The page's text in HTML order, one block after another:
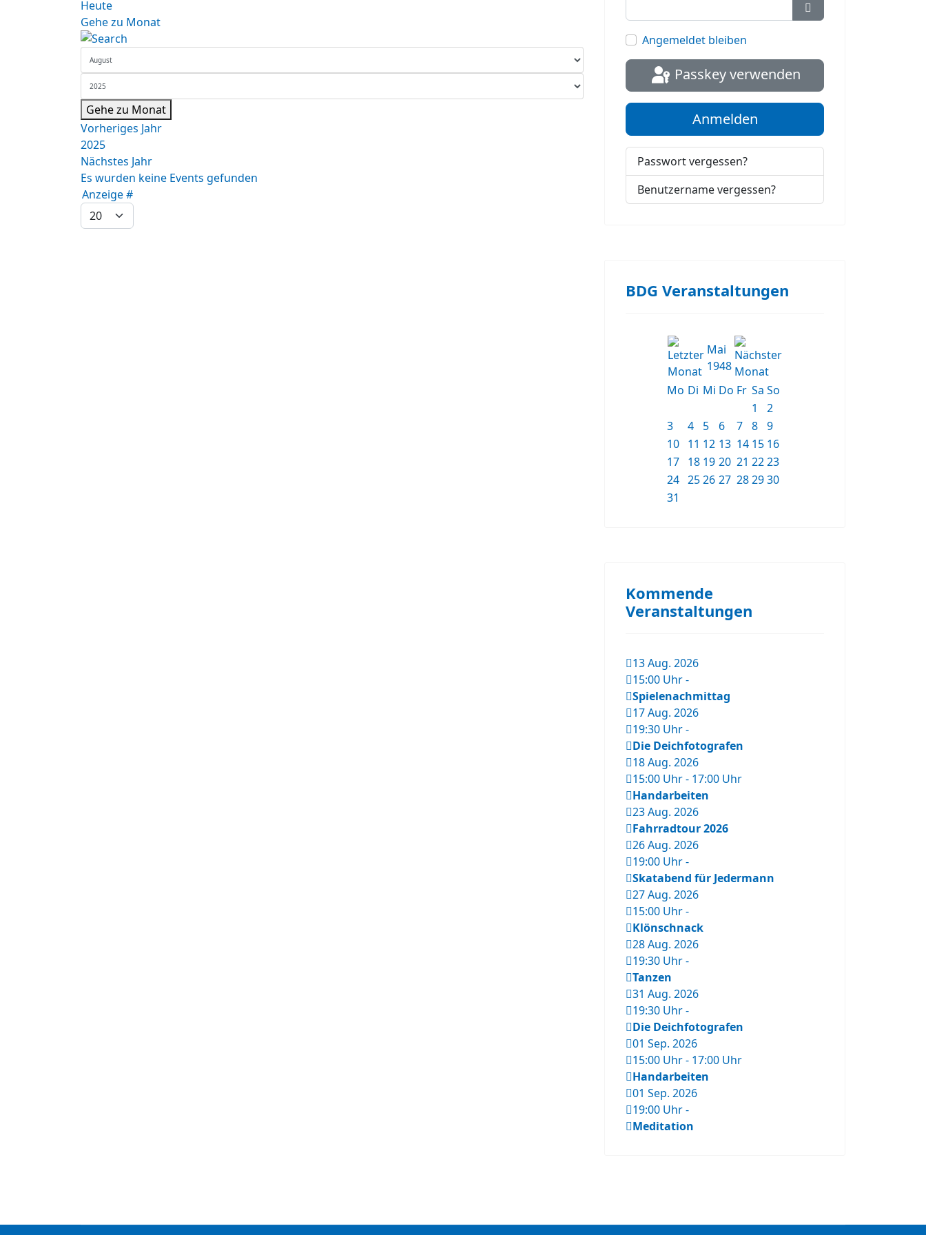
Heute
Gehe zu Monat
Gehe zu Monat
Vorheriges Jahr
2025
Nächstes Jahr
Es wurden keine Events gefunden
Limite der Paginierungsliste
Anzeige #
Passwort anzeigen
Angemeldet bleiben
Passkey verwenden
Anmelden
Passwort vergessen?
Benutzername vergessen?
BDG Veranstaltungen
Mai
1948
Mo Di Mi Do Fr Sa So
1
2
3
4 5 6 7 8 9
10 11 12 13 14 15 16
17 18 19 20 21 2223
24 2526 27 282930
31
Kommende
Veranstaltungen
13 Aug. 2026
15:00 Uhr-
Spielenachmittag
17 Aug. 2026
19:30 Uhr-
Die Deichfotografen
18 Aug. 2026
15:00 Uhr- 17:00 Uhr
Handarbeiten
23 Aug. 2026
Fahrradtour 2026
26 Aug. 2026
19:00 Uhr-
Skatabend für Jedermann
27 Aug. 2026
15:00 Uhr-
Klönschnack
28 Aug. 2026
19:30 Uhr-
Tanzen
31 Aug. 2026
19:30 Uhr-
Die Deichfotografen
01 Sep. 2026
15:00 Uhr- 17:00 Uhr
Handarbeiten
01 Sep. 2026
19:00 Uhr-
Meditation